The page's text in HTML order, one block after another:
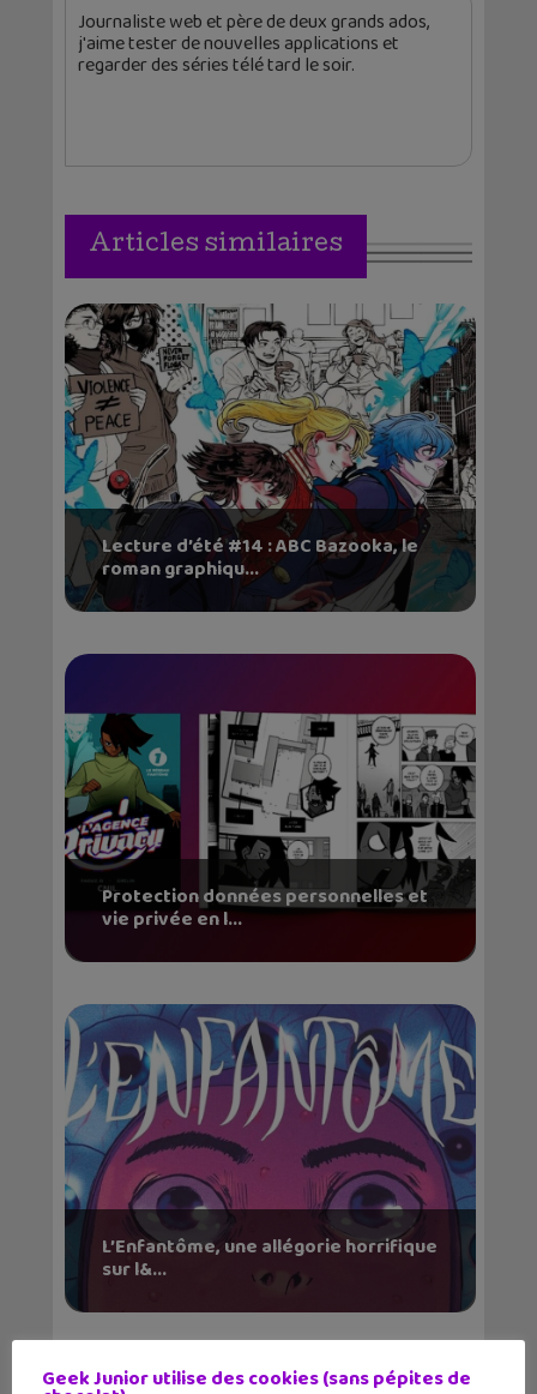
Journaliste web et père de deux grands ados,
j'aime tester de nouvelles applications et
regarder des séries télé tard le soir.
Articles similaires
Lecture d’été #14 : ABC Bazooka, le
roman graphiqu...
Protection données personnelles et
vie privée en l...
L’Enfantôme, une allégorie horrifique
sur l&...
Geek Junior utilise des cookies (sans pépites de